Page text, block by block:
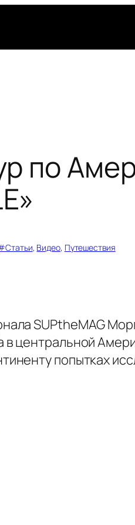
по
, Видео, Путешествия
SUPtheMAG
в центральной
попытках